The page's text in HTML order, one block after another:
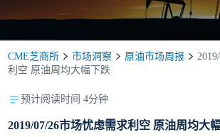
CME芝商所 市场洞察 原油市场周报
利空 原油周均大幅下跌
预计阅读时间 4分钟
2019/07/26市场忧虑需求利空 原油周均大